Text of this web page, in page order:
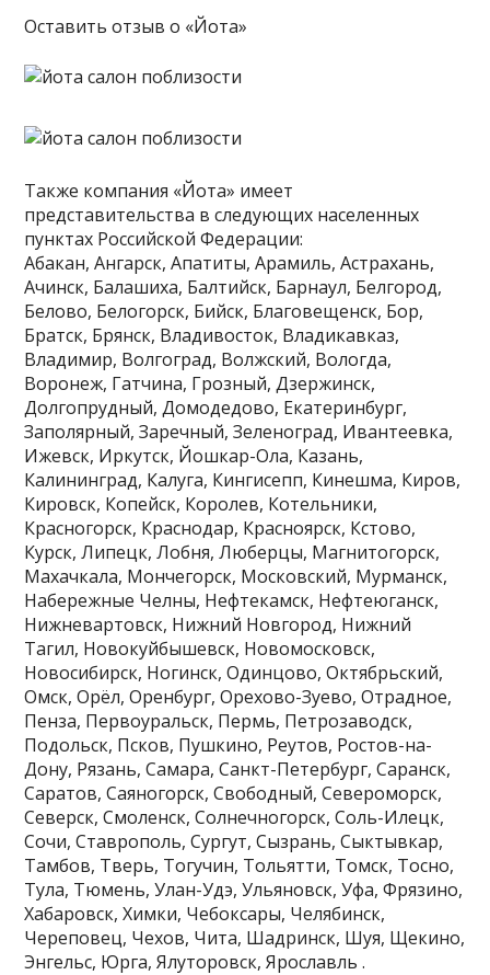
Оставить отзыв о «Йота»
Также компания «Йота» имеет
представительства в следующих населенных
пунктах Российской Федерации:
Абакан, Ангарск, Апатиты, Арамиль, Астрахань,
Ачинск, Балашиха, Балтийск, Барнаул, Белгород,
Белово, Белогорск, Бийск, Благовещенск, Бор,
Братск, Брянск, Владивосток, Владикавказ,
Владимир, Волгоград, Волжский, Вологда,
Воронеж, Гатчина, Грозный, Дзержинск,
Долгопрудный, Домодедово, Екатеринбург,
Заполярный, Заречный, Зеленоград, Ивантеевка,
Ижевск, Иркутск, Йошкар-Ола, Казань,
Калининград, Калуга, Кингисепп, Кинешма, Киров,
Кировск, Копейск, Королев, Котельники,
Красногорск, Краснодар, Красноярск, Кстово,
Курск, Липецк, Лобня, Люберцы, Магнитогорск,
Махачкала, Мончегорск, Московский, Мурманск,
Набережные Челны, Нефтекамск, Нефтеюганск,
Нижневартовск, Нижний Новгород, Нижний
Тагил, Новокуйбышевск, Новомосковск,
Новосибирск, Ногинск, Одинцово, Октябрьский,
Омск, Орёл, Оренбург, Орехово-Зуево, Отрадное,
Пенза, Первоуральск, Пермь, Петрозаводск,
Подольск, Псков, Пушкино, Реутов, Ростов-на-
Дону, Рязань, Самара, Санкт-Петербург, Саранск,
Саратов, Саяногорск, Свободный, Североморск,
Северск, Смоленск, Солнечногорск, Соль-Илецк,
Сочи, Ставрополь, Сургут, Сызрань, Сыктывкар,
Тамбов, Тверь, Тогучин, Тольятти, Томск, Тосно,
Тула, Тюмень, Улан-Удэ, Ульяновск, Уфа, Фрязино,
Хабаровск, Химки, Чебоксары, Челябинск,
Череповец, Чехов, Чита, Шадринск, Шуя, Щекино,
Энгельс, Юрга, Ялуторовск, Ярославль .